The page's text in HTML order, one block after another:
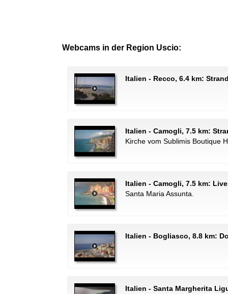
Webcams in der Region Uscio:
Italien - Recco, 6.4 km:
Italien - Camogli, 7.5 km:
Kirche vom Sublimis Boutique
Italien - Camogli, 7.5 km:
Santa Maria Assunta.
Italien - Bogliasco, 8.8 km:
Italien - Santa Margherita